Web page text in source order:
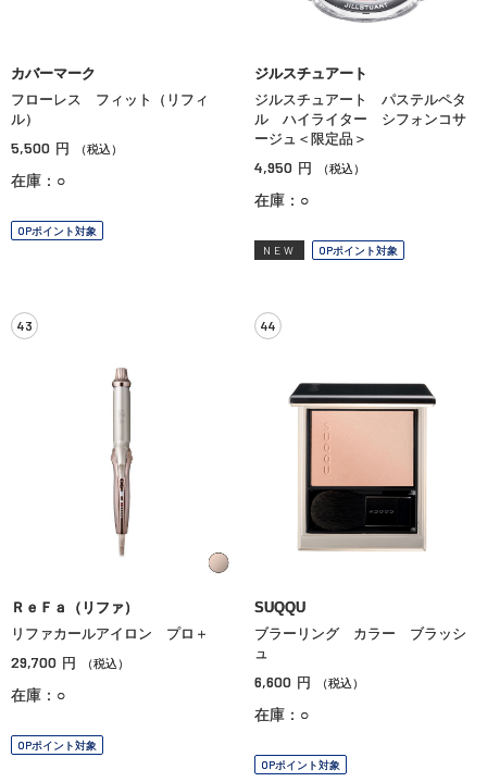
カバーマーク
フローレス フィット（リフィ
ル）
5,500 円 （税込）
在庫：○
OPポイント対象
ジルスチュアート
ジルスチュアート パステルペタ
ル ハイライター シフォンコサ
ージュ＜限定品＞
4,950 円 （税込）
在庫：○
NEW OPポイント対象
43
ＲｅＦａ（リファ）
リファカールアイロン プロ＋
29,700 円 （税込）
在庫：○
OPポイント対象
44
SUQQU
ブラーリング カラー ブラッシ
ュ
6,600 円 （税込）
在庫：○
OPポイント対象